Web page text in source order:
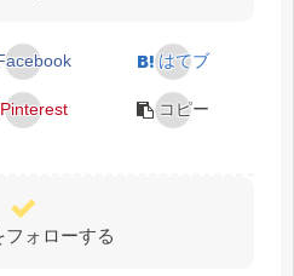
はてブ
Pinterest コピー
フォローする